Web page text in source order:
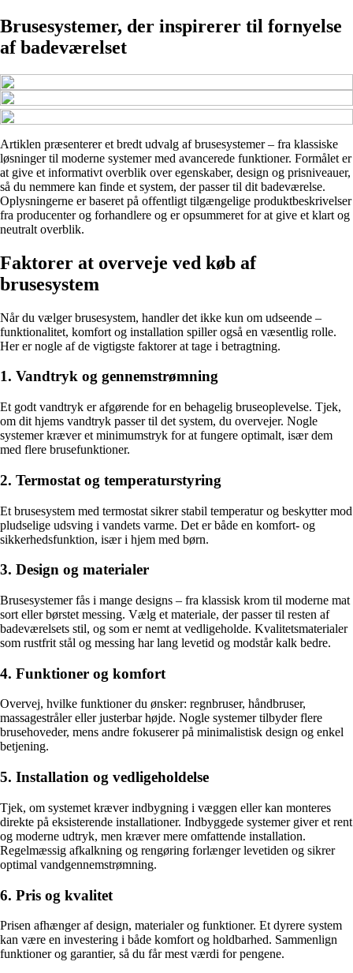
Brusesystemer, der inspirerer til fornyelse
af badeværelset
Artiklen præsenterer et bredt udvalg af brusesystemer – fra klassiske
løsninger til moderne systemer med avancerede funktioner. Formålet er
at give et informativt overblik over egenskaber, design og prisniveauer,
så du nemmere kan finde et system, der passer til dit badeværelse.
Oplysningerne er baseret på offentligt tilgængelige produktbeskrivelser
fra producenter og forhandlere og er opsummeret for at give et klart og
neutralt overblik.
Faktorer at overveje ved køb af
brusesystem
Når du vælger brusesystem, handler det ikke kun om udseende –
funktionalitet, komfort og installation spiller også en væsentlig rolle.
Her er nogle af de vigtigste faktorer at tage i betragtning.
1. Vandtryk og gennemstrømning
Et godt vandtryk er afgørende for en behagelig bruseoplevelse. Tjek,
om dit hjems vandtryk passer til det system, du overvejer. Nogle
systemer kræver et minimumstryk for at fungere optimalt, især dem
med flere brusefunktioner.
2. Termostat og temperaturstyring
Et brusesystem med termostat sikrer stabil temperatur og beskytter mod
pludselige udsving i vandets varme. Det er både en komfort- og
sikkerhedsfunktion, især i hjem med børn.
3. Design og materialer
Brusesystemer fås i mange designs – fra klassisk krom til moderne mat
sort eller børstet messing. Vælg et materiale, der passer til resten af
badeværelsets stil, og som er nemt at vedligeholde. Kvalitetsmaterialer
som rustfrit stål og messing har lang levetid og modstår kalk bedre.
4. Funktioner og komfort
Overvej, hvilke funktioner du ønsker: regnbruser, håndbruser,
massagestråler eller justerbar højde. Nogle systemer tilbyder flere
brusehoveder, mens andre fokuserer på minimalistisk design og enkel
betjening.
5. Installation og vedligeholdelse
Tjek, om systemet kræver indbygning i væggen eller kan monteres
direkte på eksisterende installationer. Indbyggede systemer giver et rent
og moderne udtryk, men kræver mere omfattende installation.
Regelmæssig afkalkning og rengøring forlænger levetiden og sikrer
optimal vandgennemstrømning.
6. Pris og kvalitet
Prisen afhænger af design, materialer og funktioner. Et dyrere system
kan være en investering i både komfort og holdbarhed. Sammenlign
funktioner og garantier, så du får mest værdi for pengene.